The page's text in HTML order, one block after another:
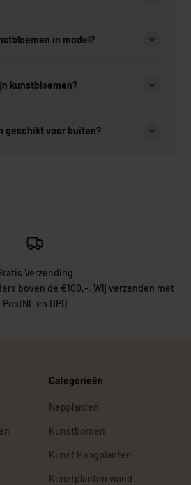
in model?
kunstbloemen?
geschikt voor buiten?
Verzending
boven de €100,-. Wij verzenden met
PostNL en DPD
Categorieën
Nepplanten
Kunstbomen
Kunst Hangplanten
Kunstplanten wand